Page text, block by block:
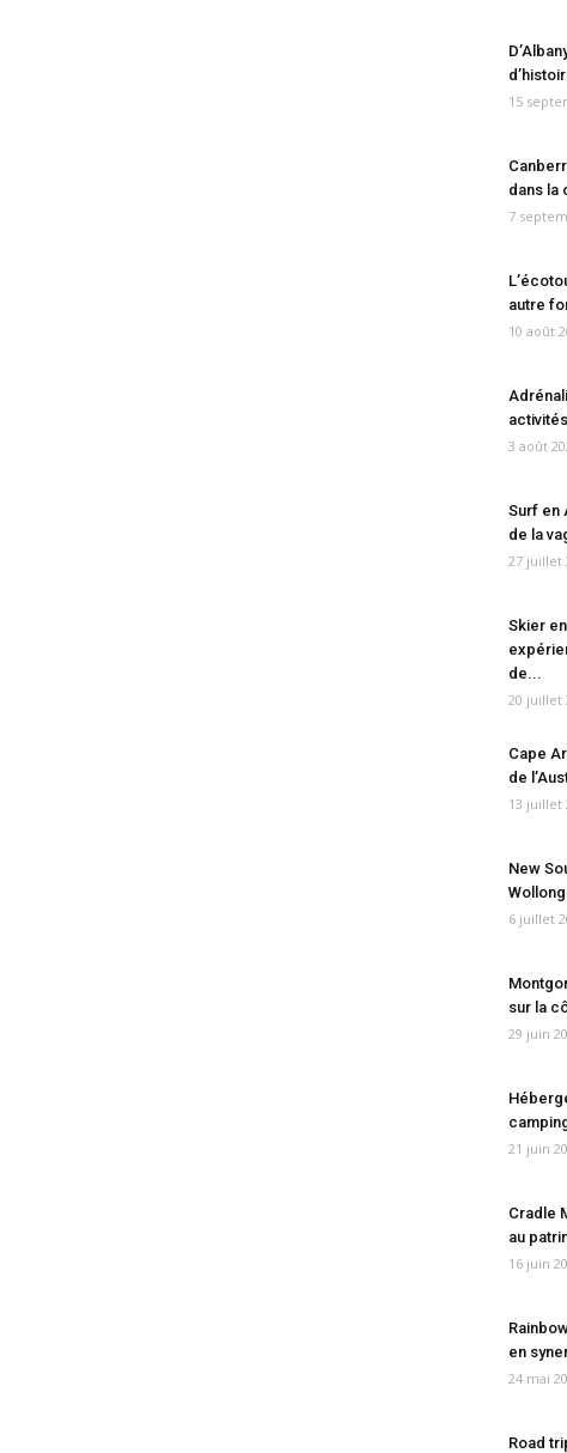
15
dans la
7
autre
10 août
3 août
Surf en
de la
27 juillet
Skier
de...
20 juillet
Cape
de
13 juillet
New
6 juillet
sur la
29 juin
21 juin
Cradle
au
16 juin
en
24 mai
Road